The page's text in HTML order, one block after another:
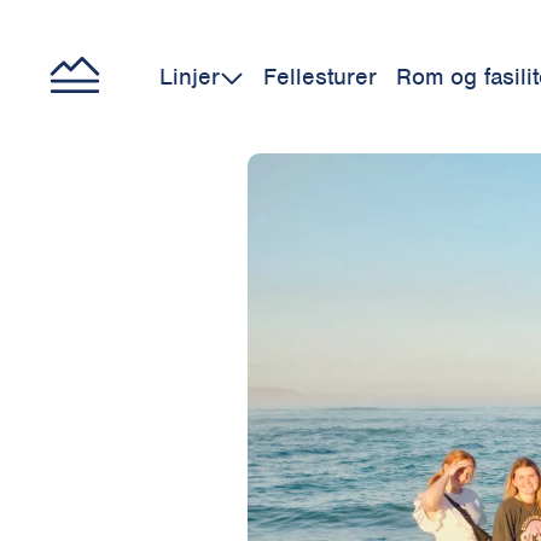
Linjer Fellesturer Rom og